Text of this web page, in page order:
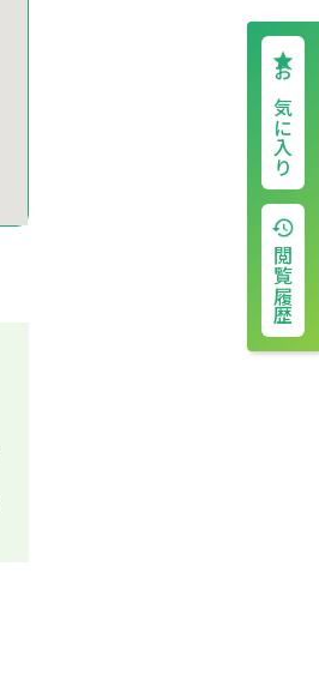
お気に入り
閲覧履歴